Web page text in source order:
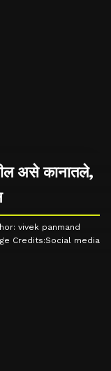
असे कानातले,
vivek panmand
Credits:Social media